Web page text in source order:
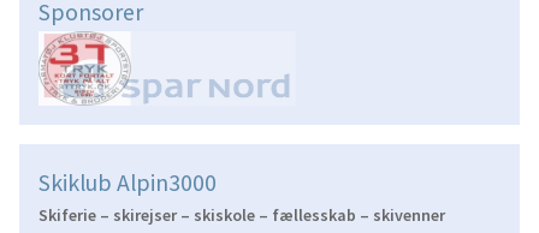
Sponsorer
Skiklub Alpin3000
Skiferie – skirejser – skiskole – fællesskab – skivenner